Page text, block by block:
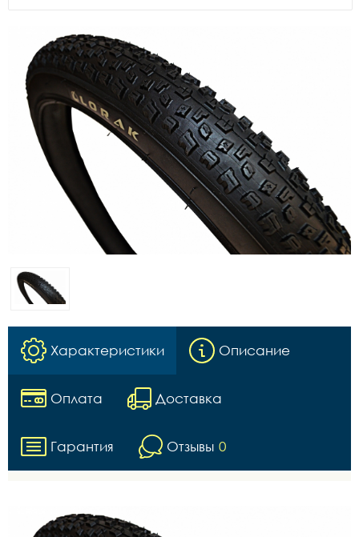
Характеристики Описание
Оплата Доставка
Гарантия Отзывы 0